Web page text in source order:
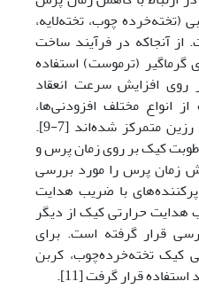
(تخته‌خرده چوب، تخته‌لایه،
آنجاکه در فرآیند ساخت
گرماگیر (ترموست) استفاده
افزایش سرعت انعقاد
انواع مختلف افزودنی‌ها،
کاتالیزور‌ها و فرمولاسیون‌های رزین متمرکز شده‌اند [7-9].
کیک بر روی زمان پرس و
زمان پرس را مورد بررسی
از پرکننده‌های با ضریب هدایت
هدایت حرارتی کیک از دیگر
قرار گرفته است. برای
کیک تخته‌خرده‌چوب، کربن